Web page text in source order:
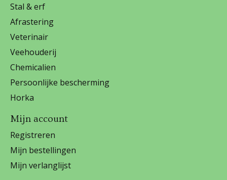
Stal & erf
Afrastering
Veterinair
Veehouderij
Chemicalien
Persoonlijke bescherming
Horka
Mijn account
Registreren
Mijn bestellingen
Mijn verlanglijst